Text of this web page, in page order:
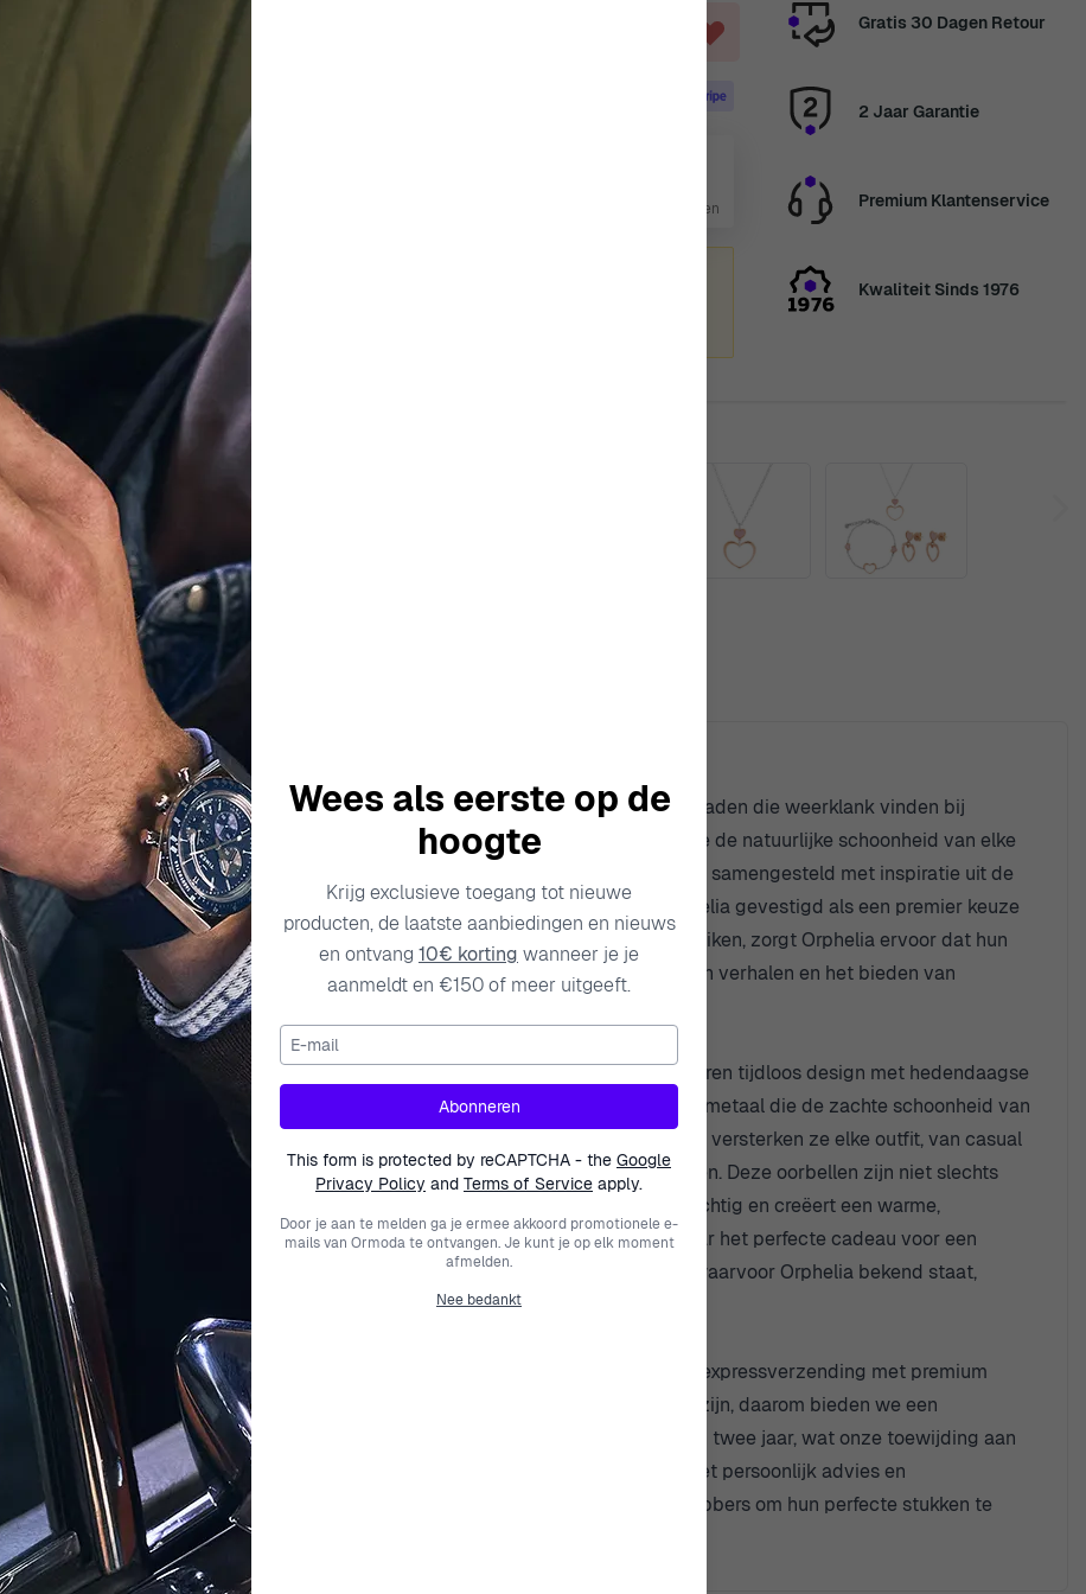
6 Dag, 10 Uur, 20 Minuten
Gratis 30 Dagen Retour
2 Jaar Garantie
Premium Klantenservice
Kwaliteit Sinds 1976
Description
traditie en moderniteit, gespecialiseerd in het creëren van uitzonderlijke sieraden die weerklank vinden bij
en vakmanschap brengt Orphelia adembenemende stukken tot leven die de natuurlijke schoonheid van elke
de elegantie en verfijning die iedere vrouw uitstraalt. Elke collectie is zorgvuldig samengesteld met inspiratie uit de
toewijding aan het begrijpen van de nuances van vrouwelijkheid heeft Orphelia gevestigd als een premier keuze
sieraden. Door hoogwaardige materialen en innovatieve ontwerpen te gebruiken, zorgt Orphelia ervoor dat hun
filosofie van Orphelia draait om het empoweren van vrouwen, het vieren van hun verhalen en het bieden van
- Roze
Vrouwen Sterling Zilveren Oorbellen - Roze ZO-7389. Deze oorbellen combineren tijdloos design met hedendaagse
Gemaakt van 925 sterling zilver, hebben ze een delicate afwerking in rozenmetaal die de zachte schoonheid van
cm en een lengte van 2 cm bieden ze het perfecte kader voor het gezicht en versterken ze elke outfit, van casual
comfortabele pasvorm, waardoor je ze met vertrouwen de hele dag kunt dragen. Deze oorbellen zijn niet slechts
De stralende roze tint van de parelmoer weerkaatst het licht prachtig en creëert een warme,
vleugje elegantie wilt toevoegen aan je dagelijkse outfit of op zoek bent naar het perfecte cadeau voor een
ideale keuze. Elk stuk belichaamt de toewijding aan kwaliteit en schoonheid waarvoor Orphelia bekend staat,
- Roze bij Ormoda
moet zijn als de stukken die je kiest om te dragen. Geniet van gratis expressverzending met premium
veilig aankomen. We begrijpen dat online winkelen soms ontmoedigend kan zijn, daarom bieden we een
geeft met je aankoop. Elk sieraad wordt geleverd met een garantie van twee jaar, wat onze toewijding aan
of heb je hulp nodig? Ons team van experts staat klaar om je te helpen met persoonlijk advies en
heeft Ormoda een vertrouwde omgeving gecreëerd voor sieradenliefhebbers om hun perfecte stukken te
met zekerheid en stijl met inhoud.
Wees als eerste op de
hoogte
Krijg exclusieve toegang tot nieuwe
producten, de laatste aanbiedingen en nieuws
en ontvang 10€ korting wanneer je je
aanmeldt en €150 of meer uitgeeft.
E-mail
Abonneren
This form is protected by reCAPTCHA - the Google
Privacy Policy and Terms of Service apply.
Door je aan te melden ga je ermee akkoord promotionele e-
mails van Ormoda te ontvangen. Je kunt je op elk moment
afmelden.
Nee bedankt